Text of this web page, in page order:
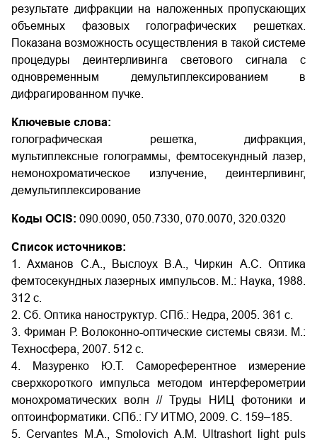
результате дифракции на наложенных пропускающих
объемных фазовых голографических решетках.
Показана возможность осуществления в такой системе
процедуры деинтерливинга светового сигнала с
одновременным демультиплексированием в
дифрагированном пучке.
Ключевые слова:
голографическая решетка, дифракция,
мультиплексные голограммы, фемтосекундный лазер,
немонохроматическое излучение, деинтерливинг,
демультиплексирование
Коды OCIS: 090.0090, 050.7330, 070.0070, 320.0320
Список источников:
1. Ахманов С.А., Выслоух В.А., Чиркин А.С. Оптика
фемтосекундных лазерных импульсов. М.: Наука, 1988.
312 с.
2. Сб. Оптика наноструктур. СПб.: Недра, 2005. 361 с.
3. Фриман Р. Волоконно-оптические системы связи. М.:
Техносфера, 2007. 512 с.
4. Мазуренко Ю.Т. Самореферентное измерение
сверхкороткого импульса методом интерферометрии
монохроматических волн // Труды НИЦ фотоники и
оптоинформатики. СПб.: ГУ ИТМО, 2009. С. 159–185.
5. Cervantes M.A., Smolovich A.M. Ultrashort light puls